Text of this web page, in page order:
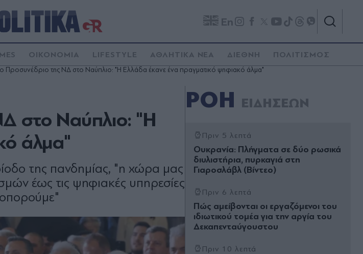
En
ΟΙΚΟΝΟΜΙΑ LIFESTYLE ΑΘΛΗΤΙΚΑ ΝΕΑ ΔΙΕΘΝΗ ΠΟΛΙΤΙΣΜΟΣ
Προσυνέδριο της ΝΔ στο Ναύπλιο: "Η Ελλάδα έκανε ένα πραγματικό ψηφιακό άλμα"
στο Ναύπλιο: "Η
άλμα"
της πανδημίας, "η χώρα μας
έως τις ψηφιακές υπηρεσίες
ΡΟΗ ΕΙΔΗΣΕΩΝ
Πριν 5 λεπτά
Ουκρανία: Πλήγματα σε δύο ρωσικά
διυλιστήρια, πυρκαγιά στη
Γιαροσλάβλ (Βίντεο)
Πριν 6 λεπτά
Πώς αμείβονται οι εργαζόμενοι του
ιδιωτικού τομέα για την αργία του
Δεκαπενταύγουστου
Πριν 10 λεπτά